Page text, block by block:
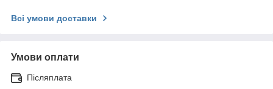
Всі умови доставки
Умови оплати
Післяплата